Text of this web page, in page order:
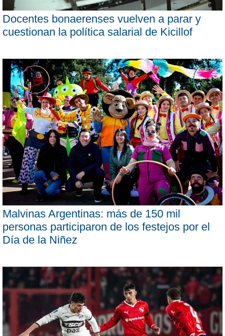
Docentes bonaerenses vuelven a parar y
cuestionan la política salarial de Kicillof
Malvinas Argentinas: más de 150 mil
personas participaron de los festejos por el
Día de la Niñez